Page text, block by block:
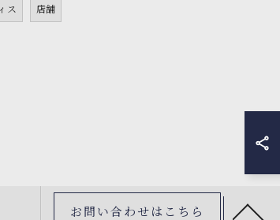
ス 店舗
お問い合わせはこちら